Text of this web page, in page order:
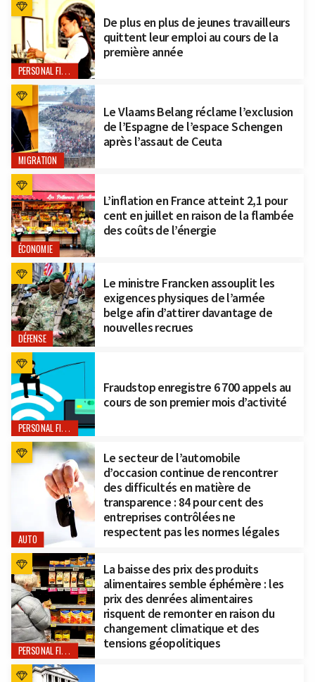
PERSONAL FINANCE
De plus en plus de jeunes travailleurs
quittent leur emploi au cours de la
première année
MIGRATION
Le Vlaams Belang réclame l’exclusion
de l’Espagne de l’espace Schengen
après l’assaut de Ceuta
ÉCONOMIE
L’inflation en France atteint 2,1 pour
cent en juillet en raison de la flambée
des coûts de l’énergie
DÉFENSE
Le ministre Francken assouplit les
exigences physiques de l’armée
belge afin d’attirer davantage de
nouvelles recrues
PERSONAL FINANCE
Fraudstop enregistre 6 700 appels au
cours de son premier mois d’activité
AUTO
Le secteur de l’automobile
d’occasion continue de rencontrer
des difficultés en matière de
transparence : 84 pour cent des
entreprises contrôlées ne
respectent pas les normes légales
PERSONAL FINANCE
La baisse des prix des produits
alimentaires semble éphémère : les
prix des denrées alimentaires
risquent de remonter en raison du
changement climatique et des
tensions géopolitiques